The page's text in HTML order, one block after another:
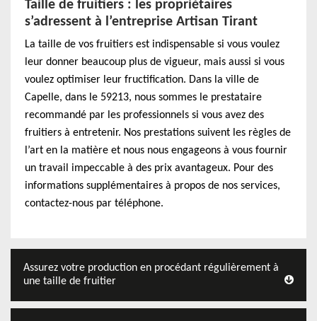
Taille de fruitiers : les propriétaires
s’adressent à l’entreprise Artisan Tirant
La taille de vos fruitiers est indispensable si vous voulez
leur donner beaucoup plus de vigueur, mais aussi si vous
voulez optimiser leur fructification. Dans la ville de
Capelle, dans le 59213, nous sommes le prestataire
recommandé par les professionnels si vous avez des
fruitiers à entretenir. Nos prestations suivent les règles de
l’art en la matière et nous nous engageons à vous fournir
un travail impeccable à des prix avantageux. Pour des
informations supplémentaires à propos de nos services,
contactez-nous par téléphone.
Assurez votre production en procédant régulièrement à
une taille de fruitier